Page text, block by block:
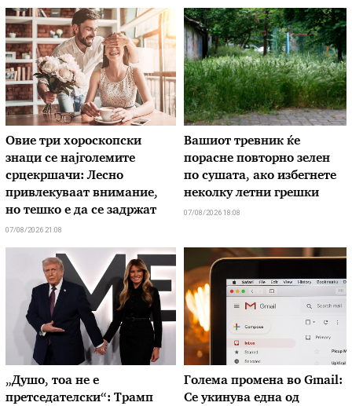
Овие три хороскопски
знаци се најголемите
срцекршачи: Лесно
привлекуваат внимание,
но тешко е да се задржат
07/08/2026 21:08
Вашиот тревник ќе
порасне повторно зелен
по сушата, ако избегнете
неколку летни грешки
07/08/2026 18:08
„Душо, тоа не е
претседателски“: Трамп
Голема промена во Gmail:
Се укинува една од